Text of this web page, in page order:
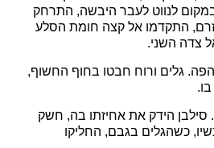
לנווט לעבר היבשה, התרחק
התקדמו אל קצה חומת הסלע
צדה השני.
גלים ורוח חבטו בחוף החשוף,
הידק את אחיזתו בה, חשק
כשהגלים בגבם, החליקו